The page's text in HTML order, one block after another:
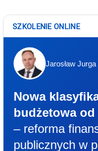
SZKOLENIE ONLINE
Jarosław Jurga
Nowa
budżetowa od
– reforma
publicznych w